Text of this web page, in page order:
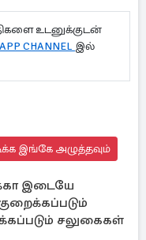
உடனுக்குடன்
CHANNEL இல்
இங்கே அழுத்தவும்
இடையே
சலுகைகள்